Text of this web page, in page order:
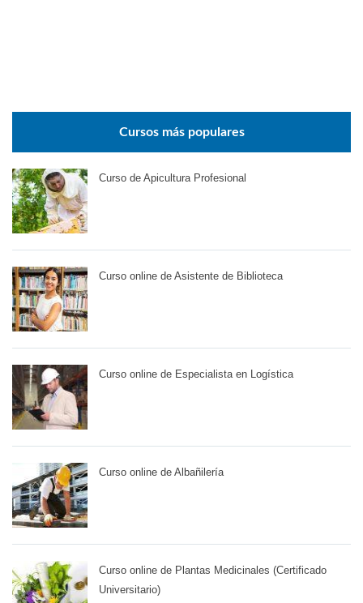
Cursos más populares
Curso de Apicultura Profesional
Curso online de Asistente de Biblioteca
Curso online de Especialista en Logística
Curso online de Albañilería
Curso online de Plantas Medicinales (Certificado
Universitario)